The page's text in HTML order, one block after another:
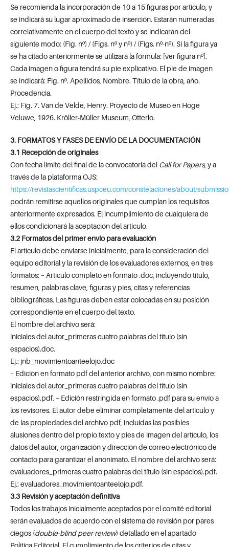
Se recomienda la incorporación de 10 a 15 figuras por artículo, y
se indicará su lugar aproximado de inserción. Estarán numeradas
correlativamente en el cuerpo del texto y se indicarán del
siguiente modo: (Fig. nº) / (Figs. nº y nº) / (Figs. nº-nº). Si la figura ya
se ha citado anteriormente se utilizará la fórmula: [ver figura nº].
Cada imagen o figura tendrá su pie explicativo. El pie de imagen
se indicará: Fig. nº. Apellidos, Nombre. Título de la obra, año.
Procedencia.
Ej.: Fig. 7. Van de Velde, Henry. Proyecto de Museo en Hoge
Veluwe, 1926. Kröller-Müller Museum, Otterlo.
3. FORMATOS Y FASES DE ENVÍO DE LA DOCUMENTACIÓN
3.1 Recepción de originales
Con fecha límite del final de la convocatoria del Call for Papers, y a
través de la plataforma OJS:
https://revistascientificas.uspceu.com/constelaciones/about/
podrán remitirse aquellos originales que cumplan los requisitos
anteriormente expresados. El incumplimiento de cualquiera de
ellos condicionará la aceptación del artículo.
3.2 Formatos del primer envío para evaluación
El artículo debe enviarse inicialmente, para la consideración del
equipo editorial y la revisión de los evaluadores externos, en tres
formatos: – Artículo completo en formato .doc, incluyendo título,
resumen, palabras clave, figuras y pies, citas y referencias
bibliográficas. Las figuras deben estar colocadas en su posición
correspondiente en el cuerpo del texto.
El nombre del archivo será:
iniciales del autor_primeras cuatro palabras del título (sin
espacios).doc.
Ej.: jnb_movimientoanteelojo.doc
– Edición en formato pdf del anterior archivo, con mismo nombre:
iniciales del autor_primeras cuatro palabras del título (sin
espacios).pdf. – Edición restringida en formato .pdf para su envío a
los revisores. El autor debe eliminar completamente del artículo y
de las propiedades del archivo pdf, incluidas las posibles
alusiones dentro del propio texto y pies de imagen del artículo, los
datos del autor, organización y dirección de correo electrónico de
contacto para garantizar el anonimato. El nombre del archivo será:
evaluadores_primeras cuatro palabras del título (sin espacios).pdf.
Ej.: evaluadores_movimientoanteelojo.pdf.
3.3 Revisión y aceptación definitiva
Todos los trabajos inicialmente aceptados por el comité editorial
serán evaluados de acuerdo con el sistema de revisión por pares
ciegos (double-blind peer review) detallado en el apartado
Política Editorial. El cumplimiento de los criterios de citas y